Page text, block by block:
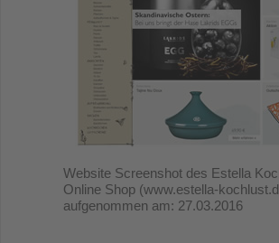
Website Screenshot des Estella
Online Shop (www.estella-
aufgenommen am: 27.03.2016